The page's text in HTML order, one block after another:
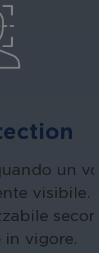
un
visibile.
in vigore.